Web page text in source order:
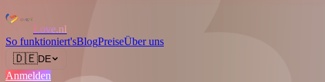
Love.nl
So funktioniert'sBlogPreiseÜber uns
🇩🇪DE
Anmelden